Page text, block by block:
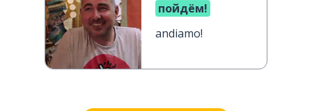
пойдём!
andiamo!